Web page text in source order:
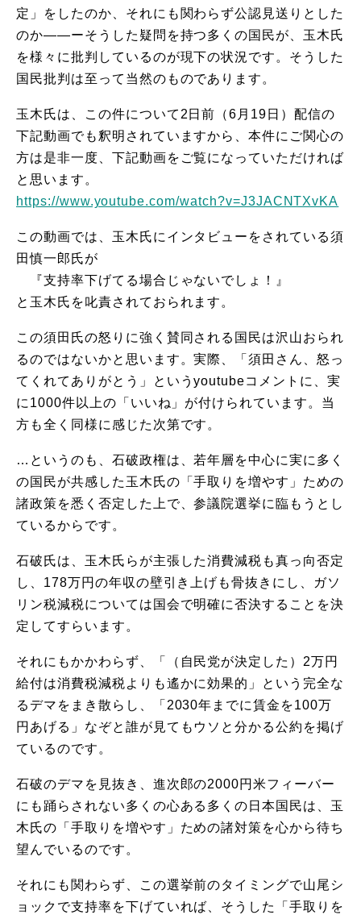
定」をしたのか、それにも関わらず公認見送りとした
のか――ーそうした疑問を持つ多くの国民が、玉木氏
を様々に批判しているのが現下の状況です。そうした
国民批判は至って当然のものであります。
玉木氏は、この件について2日前（6月19日）配信の
下記動画でも釈明されていますから、本件にご関心の
方は是非一度、下記動画をご覧になっていただければ
と思います。
https://www.youtube.com/watch?v=J3JACNTXvKA
この動画では、玉木氏にインタビューをされている須
田慎一郎氏が
『支持率下げてる場合じゃないでしょ！』
と玉木氏を叱責されておられます。
この須田氏の怒りに強く賛同される国民は沢山おられ
るのではないかと思います。実際、「須田さん、怒っ
てくれてありがとう」というyoutubeコメントに、実
に1000件以上の「いいね」が付けられています。当
方も全く同様に感じた次第です。
…というのも、石破政権は、若年層を中心に実に多く
の国民が共感した玉木氏の「手取りを増やす」ための
諸政策を悉く否定した上で、参議院選挙に臨もうとし
ているからです。
石破氏は、玉木氏らが主張した消費減税も真っ向否定
し、178万円の年収の壁引き上げも骨抜きにし、ガソ
リン税減税については国会で明確に否決することを決
定してすらいます。
それにもかかわらず、「（自民党が決定した）2万円
給付は消費税減税よりも遙かに効果的」という完全な
るデマをまき散らし、「2030年までに賃金を100万
円あげる」なぞと誰が見てもウソと分かる公約を掲げ
ているのです。
石破のデマを見抜き、進次郎の2000円米フィーバー
にも踊らされない多くの心ある多くの日本国民は、玉
木氏の「手取りを増やす」ための諸対策を心から待ち
望んでいるのです。
それにも関わらず、この選挙前のタイミングで山尾シ
ョックで支持率を下げていれば、そうした「手取りを